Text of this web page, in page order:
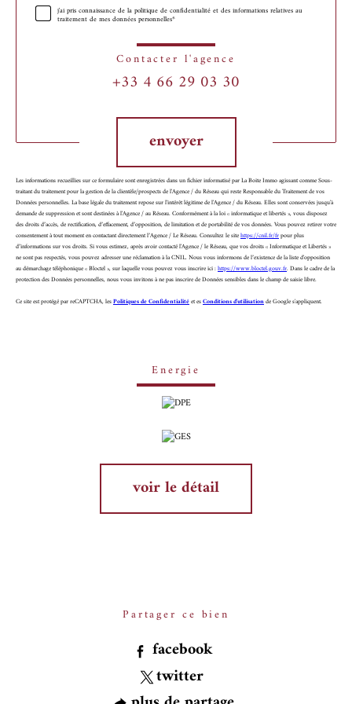
j'ai pris connaissance de la politique de confidentialité et des informations relatives au
traitement de mes données personnelles*
Contacter l'agence
+33 4 66 29 03 30
envoyer
Les informations recueillies sur ce formulaire sont enregistrées dans un fichier informatisé par La Boite Immo agissant comme Sous-
traitant du traitement pour la gestion de la clientèle/prospects de l'Agence / du Réseau qui reste Responsable du Traitement de vos
Données personnelles. La base légale du traitement repose sur l'intérêt légitime de l'Agence / du Réseau. Elles sont conservées jusqu'à
demande de suppression et sont destinées à l'Agence / au Réseau. Conformément à la loi « informatique et libertés », vous disposez
des droits d’accès, de rectification, d’effacement, d’opposition, de limitation et de portabilité de vos données. Vous pouvez retirer votre
consentement à tout moment en contactant directement l’Agence / Le Réseau. Consultez le sitehttps://cnil.fr/frpour plus
d’informations sur vos droits. Si vous estimez, après avoir contacté l'Agence / le Réseau, que vos droits « Informatique et Libertés »
ne sont pas respectés, vous pouvez adresser une réclamation à la CNIL. Nous vous informons de l’existence de la liste d'opposition
au démarchage téléphonique « Bloctel », sur laquelle vous pouvez vous inscrire ici :https://www.bloctel.gouv.fr. Dans le cadre de la
protection des Données personnelles, nous vous invitons à ne pas inscrire de Données sensibles dans le champ de saisie libre.
Ce site est protégé par reCAPTCHA, lesPolitiques de Confidentialitéet esConditions d'utilisationde Google s'appliquent.
Energie
voir le détail
Partager ce bien
facebook
twitter